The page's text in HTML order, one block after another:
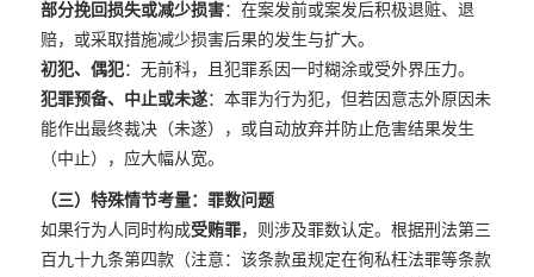
部分挽回损失或减少损害：在案发前或案发后积极退赃、退
赔，或采取措施减少损害后果的发生与扩大。
初犯、偶犯：无前科，且犯罪系因一时糊涂或受外界压力。
犯罪预备、中止或未遂：本罪为行为犯，但若因意志外原因未
能作出最终裁决（未遂），或自动放弃并防止危害结果发生
（中止），应大幅从宽。
（三）特殊情节考量：罪数问题
如果行为人同时构成受贿罪，则涉及罪数认定。根据刑法第三
百九十九条第四款（注意：该条款虽规定在徇私枉法罪等条款